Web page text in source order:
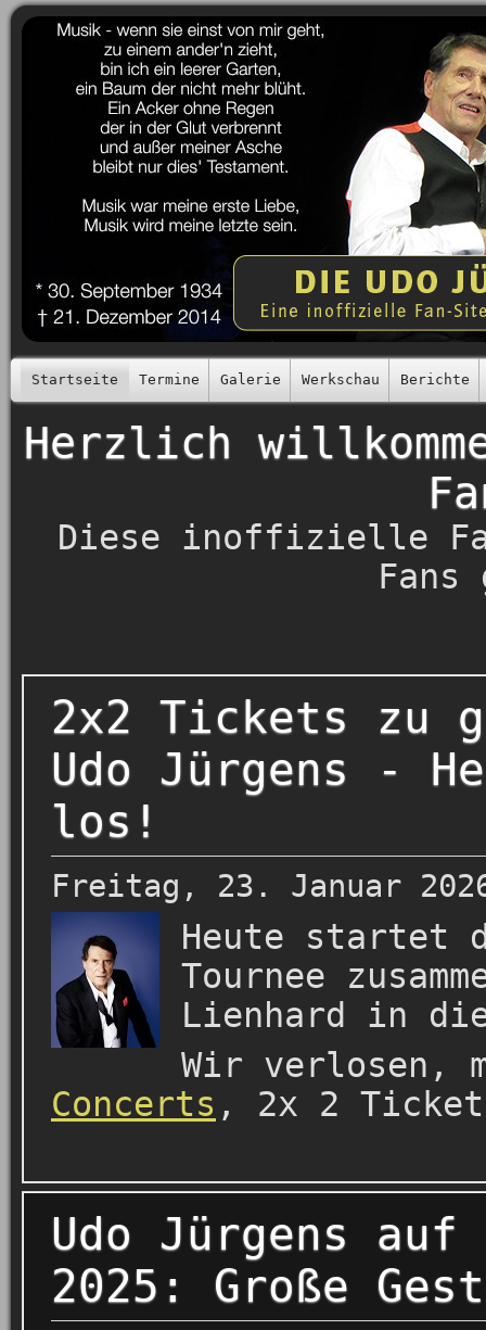
Startseite Termine Galerie Werkschau Berichte
Herzlich
Diese inoffizielle
2x2 Tickets zu
Udo Jürgens -
los!
Freitag, 23. Januar
Heute startet
Tournee
Lienhard in
Wir verlosen,
Concerts , 2x 2
Udo Jürgens auf
2025: Große